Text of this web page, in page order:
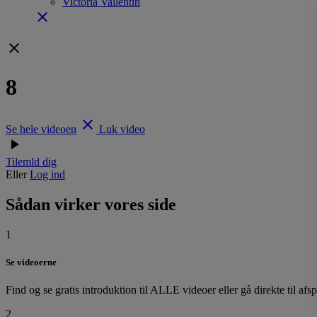
close
clear
8
Se hele videoen clear Luk video
play_arrow
Tilemld dig
EllerLog ind
Sådan virker vores side
1
Se videoerne
Find og se gratis introduktion til ALLE videoer eller gå direkte til
2